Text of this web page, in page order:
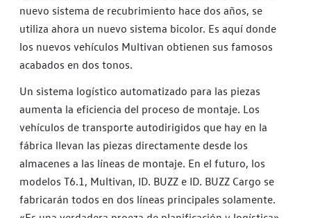
nuevo sistema de recubrimiento hace dos años, se
utiliza ahora un nuevo sistema bicolor. Es aquí donde
los nuevos vehículos Multivan obtienen sus famosos
acabados en dos tonos.
Un sistema logístico automatizado para las piezas
aumenta la eficiencia del proceso de montaje. Los
vehículos de transporte autodirigidos que hay en la
fábrica llevan las piezas directamente desde los
almacenes a las líneas de montaje. En el futuro, los
modelos T6.1, Multivan, ID. BUZZ e ID. BUZZ Cargo se
fabricarán todos en dos líneas principales solamente.